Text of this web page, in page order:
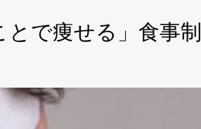
で痩せる」食事